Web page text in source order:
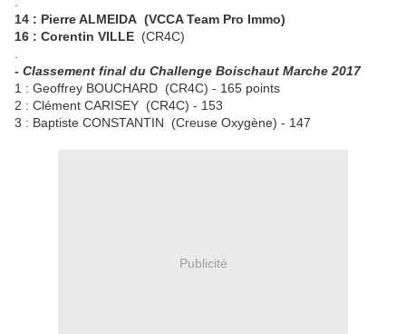
14 : Pierre ALMEIDA (VCCA Team Pro Immo)
16 : Corentin VILLE (CR4C)
- Classement final du Challenge Boischaut Marche 2017
1 : Geoffrey BOUCHARD (CR4C) - 165 points
2 : Clément CARISEY (CR4C) - 153
3 : Baptiste CONSTANTIN (Creuse Oxygène) - 147
Publicité